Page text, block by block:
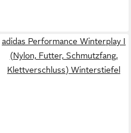
adidas Performance Winterplay I
(Nylon, Futter, Schmutzfang,
Klettverschluss) Winterstiefel